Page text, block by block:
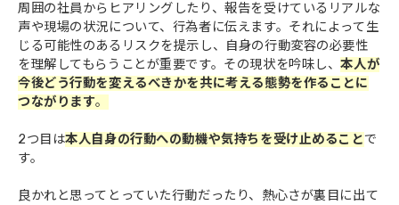
周囲の社員からヒアリングしたり、報告を受けているリアルな
声や現場の状況について、行為者に伝えます。それによって生
じる可能性のあるリスクを提示し、自身の行動変容の必要性
を理解してもらうことが重要です。その現状を吟味し、本人が
今後どう行動を変えるべきかを共に考える態勢を作ることに
つながります。
2つ目は本人自身の行動への動機や気持ちを受け止めることで
す。
良かれと思ってとっていた行動だったり、熱心さが裏目に出て